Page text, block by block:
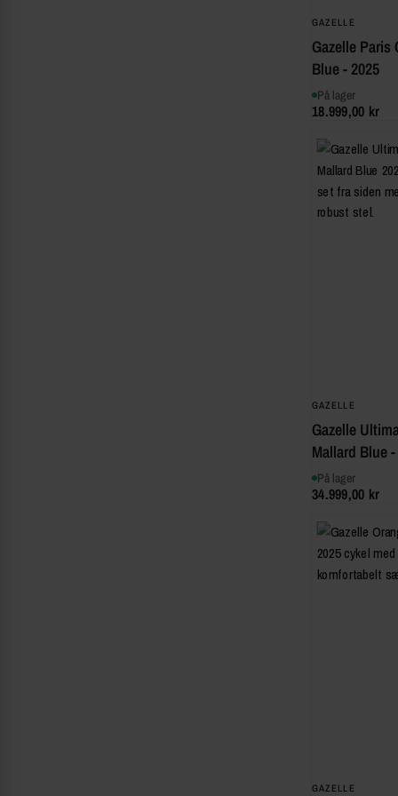
GAZELLE
Gazelle Paris
Blue - 2025
På lager
18.999,00 kr
GAZELLE
Gazelle
Mallard Blue
På lager
34.999,00 kr
GAZELLE